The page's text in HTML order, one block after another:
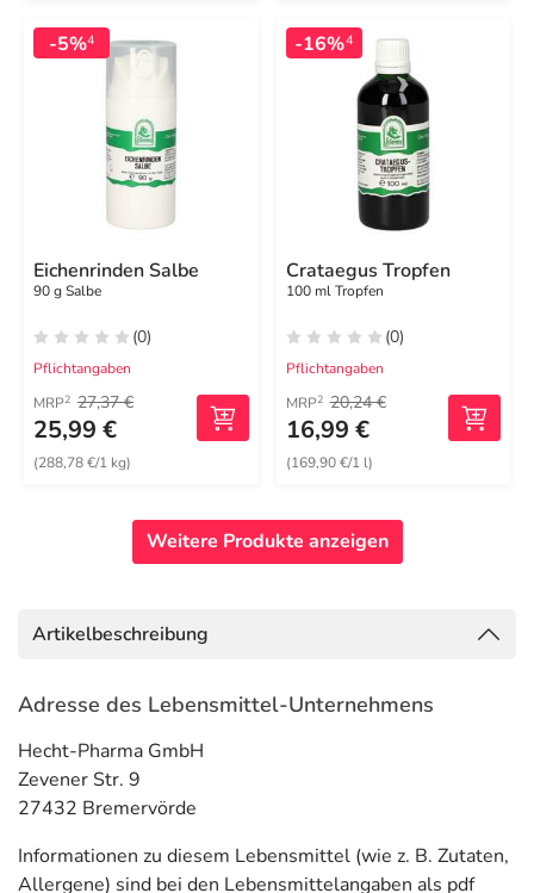
-5%4
Eichenrinden Salbe
90 g Salbe
(0)
Pflichtangaben
MRP2 27,37 €
25,99 €
(288,78 €/1 kg)
-16%4
Crataegus Tropfen
100 ml Tropfen
(0)
Pflichtangaben
MRP2 20,24 €
16,99 €
(169,90 €/1 l)
Weitere Produkte anzeigen
Artikelbeschreibung
Adresse des Lebensmittel-Unternehmens
Hecht-Pharma GmbH
Zevener Str. 9
27432 Bremervörde
Informationen zu diesem Lebensmittel (wie z. B. Zutaten,
Allergene) sind bei den Lebensmittelangaben als pdf